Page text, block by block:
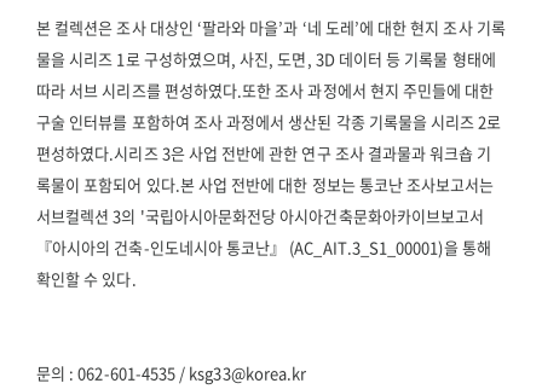
본 컬렉션은 조사 대상인 ‘팔라와 마을’과 ‘네 도레’에 대한 현지 조사 기록
물을 시리즈 1로 구성하였으며, 사진, 도면, 3D 데이터 등 기록물 형태에
따라 서브 시리즈를 편성하였다.또한 조사 과정에서 현지 주민들에 대한
구술 인터뷰를 포함하여 조사 과정에서 생산된 각종 기록물을 시리즈 2로
편성하였다.시리즈 3은 사업 전반에 관한 연구 조사 결과물과 워크숍 기
록물이 포함되어 있다.본 사업 전반에 대한 정보는 통코난 조사보고서는
서브컬렉션 3의 '국립아시아문화전당 아시아건축문화아카이브보고서
『아시아의 건축-인도네시아 통코난』 (AC_AIT.3_S1_00001)을 통해
확인할 수 있다.
문의 : 062-601-4535 / ksg33@korea.kr